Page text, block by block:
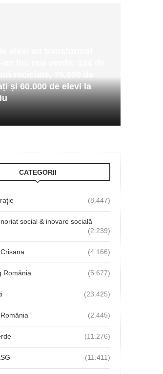
și 60.000 de elevi la
CATEGORII
(8.447)
social & inovare socială
(2.239)
(4.166)
România (5.677)
(23.425)
(2.445)
(11.276)
(11.411)